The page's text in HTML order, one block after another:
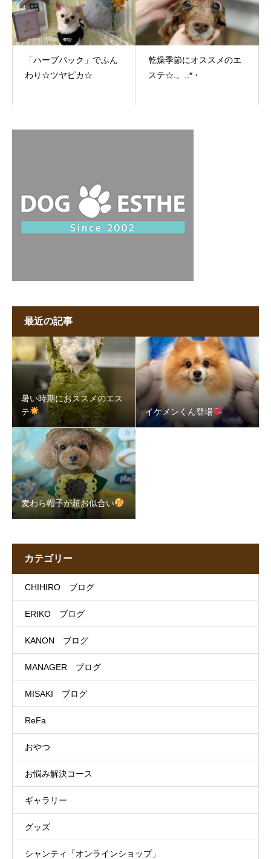
「ハーブパック」でふん
わり☆ツヤピカ☆
乾燥季節にオススメのエ
ステ☆.。.:*・
最近の記事
暑い時期におススメのエス
テ
イケメンくん登場
麦わら帽子が超お似合い
カテゴリー
CHIHIRO ブログ
ERIKO ブログ
KANON ブログ
MANAGER ブログ
MISAKI ブログ
ReFa
おやつ
お悩み解決コース
ギャラリー
グッズ
シャンティ「オンラインショップ」